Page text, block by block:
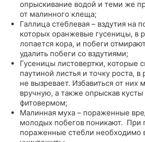
опрыскивание водой и теми же
от малинного клеща;
Галлица стеблевая – вздутия на
которых оранжевые гусеницы, в
лопается кора, и побеги
удалить побеги со вздутиями;
Гусеницы листовертки, которые
паутиной листья и точку роста, в
не вызревает. Избавиться от них
вручную, а также опрыскав
фитовермом;
Малинная муха – пораженные
молодых побегов поникают. При
пораженные стебли необходимо